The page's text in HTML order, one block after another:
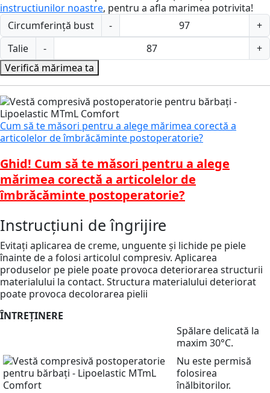
instructiunilor noastre, pentru a afla marimea potrivita!
Circumferință bust
-
+
Talie
-
+
Verifică mărimea ta
Cum să te măsori pentru a alege mărimea corectă a
articolelor de îmbrăcăminte postoperatorie?
Ghid! Cum să te măsori pentru a alege
mărimea corectă a articolelor de
îmbrăcăminte postoperatorie?
Instrucțiuni de îngrijire
Evitați aplicarea de creme, unguente și lichide pe piele
înainte de a folosi articolul compresiv. Aplicarea
produselor pe piele poate provoca deteriorarea structurii
materialului la contact. Structura materialului deteriorat
poate provoca decolorarea pielii
ÎNTREȚINERE
Spălare delicată la
maxim 30°C.
Nu este permisă
folosirea
înălbitorilor.